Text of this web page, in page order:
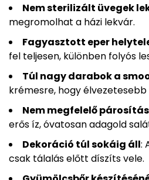
Nem sterilizált üvegek
megromolhat a házi lekvár.
Fagyasztott eper
fel teljesen, különben folyós
Túl nagy darabok a
krémesre, hogy élvezetesebb
Nem megfelelő
erős íz, óvatosan adagold
Dekoráció túl sokáig áll:
csak tálalás előtt díszíts vele.